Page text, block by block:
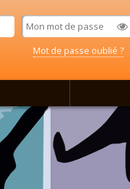
Mot de passe oublié ?